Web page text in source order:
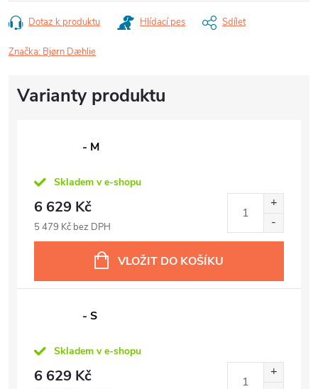
Dotaz k produktu Hlídací pes Sdílet
Značka: Bjørn Dæhlie
- M
Skladem v e-shopu
6 629 Kč
5 479 Kč bez DPH
VLOŽIT DO KOŠÍKU
- S
Skladem v e-shopu
6 629 Kč